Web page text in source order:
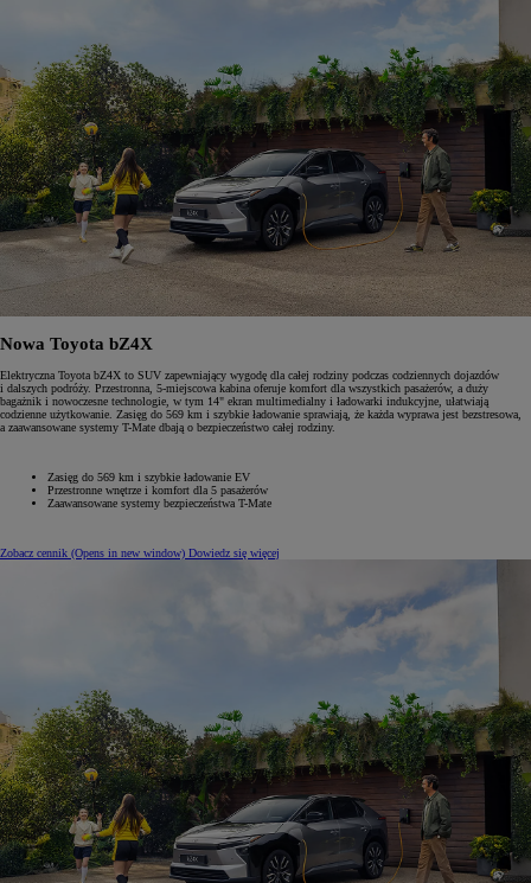
Nowa Toyota bZ4X
Elektryczna Toyota bZ4X to SUV zapewniający wygodę dla całej rodziny podczas codziennych dojazdów
i dalszych podróży. Przestronna, 5-miejscowa kabina oferuje komfort dla wszystkich pasażerów, a duży
bagażnik i nowoczesne technologie, w tym 14" ekran multimedialny i ładowarki indukcyjne, ułatwiają
codzienne użytkowanie. Zasięg do 569 km i szybkie ładowanie sprawiają, że każda wyprawa jest bezstresowa,
a zaawansowane systemy T-Mate dbają o bezpieczeństwo całej rodziny.
Zasięg do 569 km i szybkie ładowanie EV
Przestronne wnętrze i komfort dla 5 pasażerów
Zaawansowane systemy bezpieczeństwa T-Mate
Zobacz cennik (Opens in new window) Dowiedz się więcej